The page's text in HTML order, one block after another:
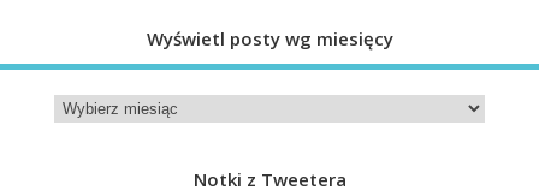
Wyświetl posty wg miesięcy
Notki z Tweetera